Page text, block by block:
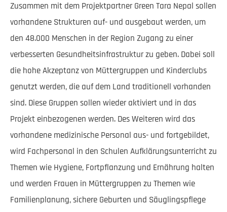
Zusammen mit dem Projektpartner Green Tara Nepal sollen
vorhandene Strukturen auf- und ausgebaut werden, um
den 48.000 Menschen in der Region Zugang zu einer
verbesserten Gesundheitsinfrastruktur zu geben. Dabei soll
die hohe Akzeptanz von Müttergruppen und Kinderclubs
genutzt werden, die auf dem Land traditionell vorhanden
sind. Diese Gruppen sollen wieder aktiviert und in das
Projekt einbezogenen werden. Des Weiteren wird das
vorhandene medizinische Personal aus- und fortgebildet,
wird Fachpersonal in den Schulen Aufklärungsunterricht zu
Themen wie Hygiene, Fortpflanzung und Ernährung halten
und werden Frauen in Müttergruppen zu Themen wie
Familienplanung, sichere Geburten und Säuglingspflege